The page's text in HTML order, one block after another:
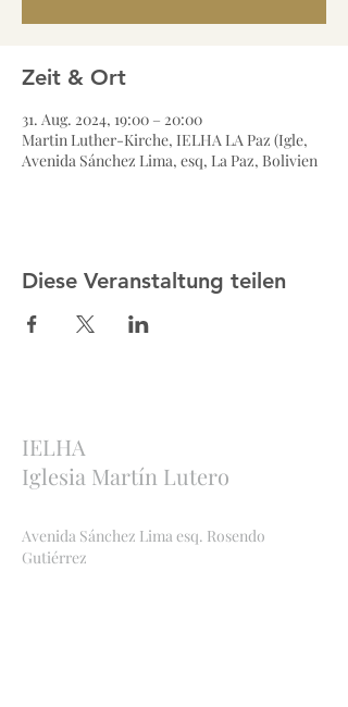
Zeit & Ort
31. Aug. 2024, 19:00 – 20:00
Martin Luther-Kirche, IELHA LA Paz (Igle,
Avenida Sánchez Lima, esq, La Paz, Bolivien
Diese Veranstaltung teilen
IELHA
Iglesia Martín Lutero
Avenida Sánchez Lima esq. Rosendo
Gutiérrez